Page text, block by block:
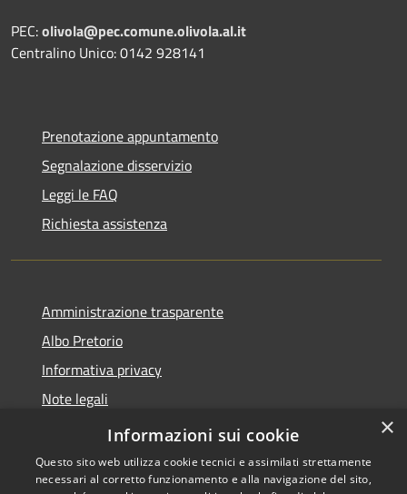
PEC:olivola@pec.comune.olivola.al.it
Centralino Unico: 0142 928141
Prenotazione appuntamento
Segnalazione disservizio
Leggi le FAQ
Richiesta assistenza
Amministrazione trasparente
Albo Pretorio
Informativa privacy
Note legali
Dichiarazione di accessibilità
×
Informazioni sui cookie
Questo sito web utilizza cookie tecnici e assimilati strettamente
necessari al corretto funzionamento e alla navigazione del sito,